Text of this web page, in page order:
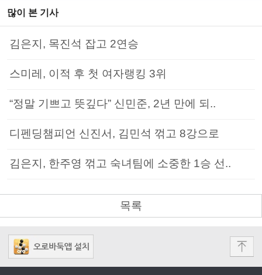
많이 본 기사
김은지, 목진석 잡고 2연승
스미레, 이적 후 첫 여자랭킹 3위
“정말 기쁘고 뜻깊다” 신민준, 2년 만에 되..
디펜딩챔피언 신진서, 김민석 꺾고 8강으로
김은지, 한주영 꺾고 숙녀팀에 소중한 1승 선..
목록